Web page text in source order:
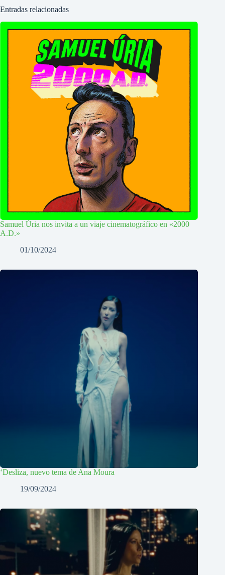
Entradas relacionadas
Samuel Úria nos invita a un viaje cinematográfico en «2000
A.D.»
01/10/2024
‘Desliza, nuevo tema de Ana Moura
19/09/2024